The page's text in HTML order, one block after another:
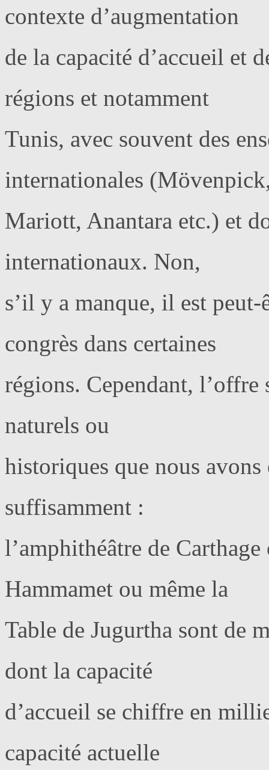
contexte d’augmentation
de la capacité d’accueil et
régions et notamment
Tunis, avec souvent des
internationales
Mariott, Anantara etc.) et
internationaux. Non,
s’il y a manque, il est peut-
congrès dans certaines
régions. Cependant, l’offre
naturels ou
historiques que nous
suffisamment :
l’amphithéâtre de
Hammamet ou même la
Table de Jugurtha sont de
dont la capacité
d’accueil se chiffre en
capacité actuelle